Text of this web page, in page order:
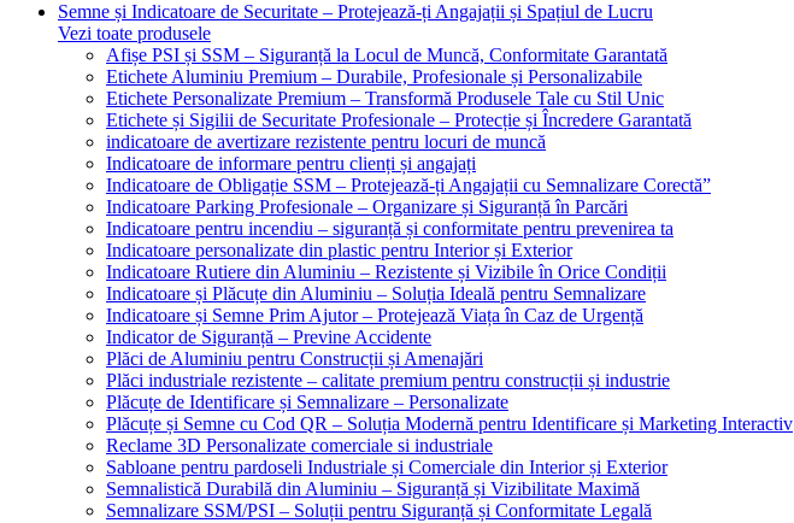
Semne și Indicatoare de Securitate – Protejează-ți Angajații și Spațiul de Lucru
Vezi toate produsele
Afișe PSI și SSM – Siguranță la Locul de Muncă, Conformitate Garantată
Etichete Aluminiu Premium – Durabile, Profesionale și Personalizabile
Etichete Personalizate Premium – Transformă Produsele Tale cu Stil Unic
Etichete și Sigilii de Securitate Profesionale – Protecție și Încredere Garantată
indicatoare de avertizare rezistente pentru locuri de muncă
Indicatoare de informare pentru clienți și angajați
Indicatoare de Obligație SSM – Protejează-ți Angajații cu Semnalizare Corectă”
Indicatoare Parking Profesionale – Organizare și Siguranță în Parcări
Indicatoare pentru incendiu – siguranță și conformitate pentru prevenirea ta
Indicatoare personalizate din plastic pentru Interior și Exterior
Indicatoare Rutiere din Aluminiu – Rezistente și Vizibile în Orice Condiții
Indicatoare și Plăcuțe din Aluminiu – Soluția Ideală pentru Semnalizare
Indicatoare și Semne Prim Ajutor – Protejează Viața în Caz de Urgență
Indicator de Siguranță – Previne Accidente
Plăci de Aluminiu pentru Construcții și Amenajări
Plăci industriale rezistente – calitate premium pentru construcții și industrie
Plăcuțe de Identificare și Semnalizare – Personalizate
Plăcuțe și Semne cu Cod QR – Soluția Modernă pentru Identificare și Marketing Interactiv
Reclame 3D Personalizate comerciale si industriale
Sabloane pentru pardoseli Industriale și Comerciale din Interior și Exterior
Semnalistică Durabilă din Aluminiu – Siguranță și Vizibilitate Maximă
Semnalizare SSM/PSI – Soluții pentru Siguranță și Conformitate Legală